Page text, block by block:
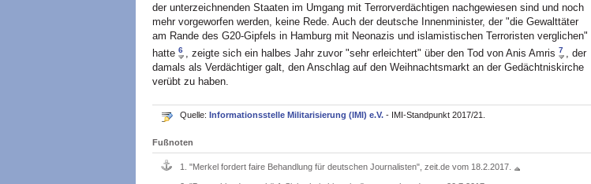
der unterzeichnenden Staaten im Umgang mit Terrorverdächtigen nachgewiesen sind und noch
mehr vorgeworfen werden, keine Rede. Auch der deutsche Innenminister, der "die Gewalttäter
am Rande des G20-Gipfels in Hamburg mit Neonazis und islamistischen Terroristen verglichen"
hatte 6 , zeigte sich ein halbes Jahr zuvor "sehr erleichtert" über den Tod von Anis Amris 7
, der
damals als Verdächtiger galt, den Anschlag auf den Weihnachtsmarkt an der Gedächtniskirche
verübt zu haben.
Quelle: Informationsstelle Militarisierung (IMI) e.V. - IMI-Standpunkt 2017/21.
Fußnoten
1. "Merkel fordert faire Behandlung für deutschen Journalisten", zeit.de vom 18.2.2017.